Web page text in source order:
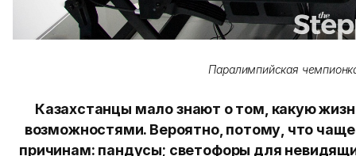
Паралимпийская
Казахстанцы мало знают о том, какую
возможностями. Вероятно, потому, что
причинам: пандусы; светофоры для